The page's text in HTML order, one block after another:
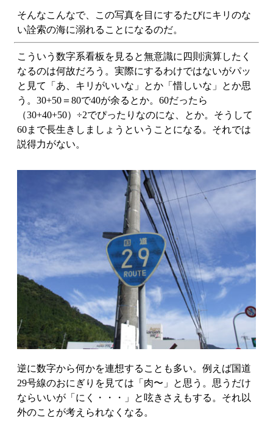
そんなこんなで、この写真を目にするたびにキリのな
い詮索の海に溺れることになるのだ。
こういう数字系看板を見ると無意識に四則演算したく
なるのは何故だろう。実際にするわけではないがパッ
と見て「あ、キリがいいな」とか「惜しいな」とか思
う。30+50＝80で40が余るとか。60だったら
（30+40+50）÷2でぴったりなのにな、とか。そうして
60まで長生きしましょうということになる。それでは
説得力がない。
逆に数字から何かを連想することも多い。例えば国道
29号線のおにぎりを見ては「肉〜」と思う。思うだけ
ならいいが「にく・・・」と呟きさえもする。それ以
外のことが考えられなくなる。